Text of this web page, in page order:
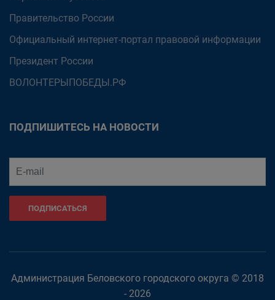
Правительство России
Официальный интернет-портал правовой информации
Президент России
ВОЛОНТЕРЫПОБЕДЫ.РФ
ПОДПИШИТЕСЬ НА НОВОСТИ
ПОДПИСАТЬСЯ
Администрация Беловского городского округа © 2018
- 2026